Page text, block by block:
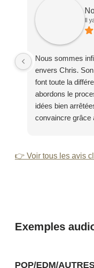
Il
Nous sommes
envers Chris.
font toute la
abordons le
idées bien
convaincre grâce
👉 Voir tous les avis
Exemples
POP/EDM/